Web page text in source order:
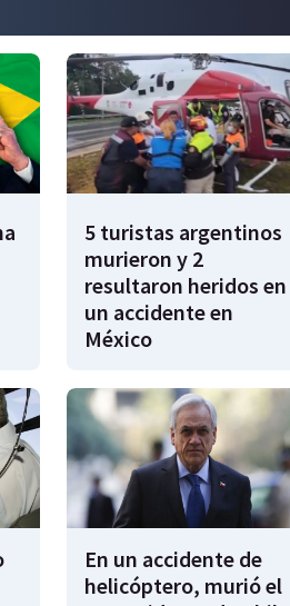
5 turistas argentinos
murieron y 2
resultaron heridos en
un accidente en
México
En un accidente de
helicóptero, murió el